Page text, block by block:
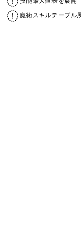
魔術スキルテーブル